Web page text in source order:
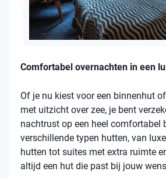
Comfortabel overnachten in een
Of je nu kiest voor een binnenhut
met uitzicht over zee, je bent
nachtrust op een heel comfortabel
verschillende typen hutten, van
hutten tot suites met extra ruimte
altijd een hut die past bij jouw